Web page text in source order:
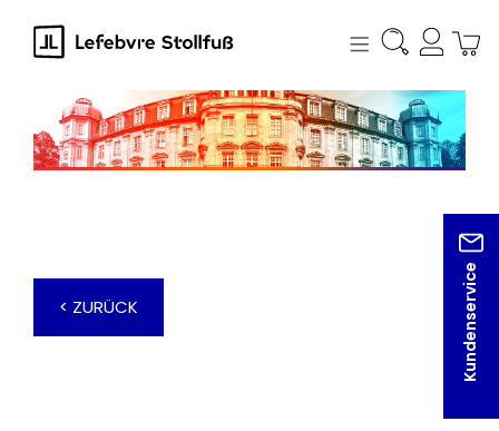
springen
Kundenservice
< ZURÜCK